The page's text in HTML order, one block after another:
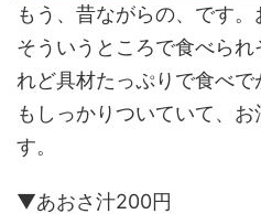
もう、昔ながらの、です。
そういうところで食べら
れど具材たっぷりで食べ
もしっかりついていて、
す。
▼あおさ汁200円